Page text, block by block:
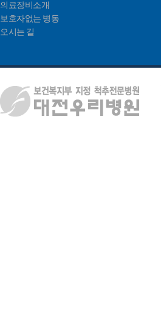
의료장비소개
보호자없는 병동
오시는 길